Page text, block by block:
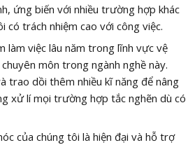
ứng biến với nhiều trường hợp khác
có trách nhiệm cao với công việc.
làm việc lâu năm trong lĩnh vực vệ
môn trong ngành nghề này.
trao dồi thêm nhiều kĩ năng để nâng
xử lí mọi trường hợp tắc nghẽn dù có
của chúng tôi là hiện đại và hỗ trợ